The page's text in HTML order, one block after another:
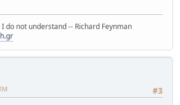
do not understand -- Richard Feynman
#3